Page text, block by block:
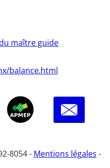
maître guide
balance.html
8054 - Mentions légales -